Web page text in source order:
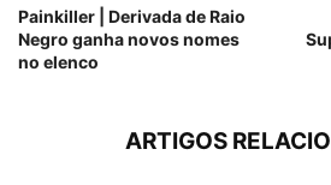
Painkiller | Derivada de Raio
Negro ganha novos nomes
no elenco
ARTIGOS